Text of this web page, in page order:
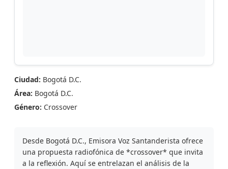
Ciudad: Bogotá D.C.
Área: Bogotá D.C.
Género: Crossover
Desde Bogotá D.C., Emisora Voz Santanderista ofrece
una propuesta radiofónica de *crossover* que invita
a la reflexión. Aquí se entrelazan el análisis de la